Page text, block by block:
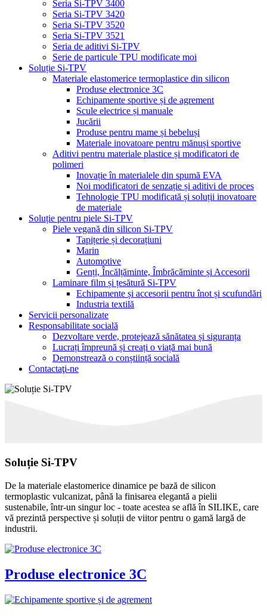
Seria Si-TPV 3400
Seria Si-TPV 3420
Seria Si-TPV 3520
Seria Si-TPV 3521
Seria de aditivi Si-TPV
Serie de particule TPU modificate moi
Soluție Si-TPV
Materiale elastomerice termoplastice din silicon
Produse electronice 3C
Echipamente sportive și de agrement
Scule electrice și manuale
Jucării
Produse pentru mame și bebeluși
Materiale inovatoare pentru mănuși sportive
Aditivi pentru materiale plastice și modificatori de
polimeri
Inovație în materialele din spumă EVA
Noi modificatori de senzație și aditivi de proces
Tehnologie TPU modificată și soluții inovatoare
de materiale
Soluție pentru piele Si-TPV
Piele vegană din silicon Si-TPV
Tapițerie și decorațiuni
Marin
Automotive
Genți, Încălțăminte, Îmbrăcăminte și Accesorii
Laminare film și țesătură Si-TPV
Echipamente și accesorii pentru înot și scufundări
Industria textilă
Servicii personalizate
Responsabilitate socială
Dezvoltare verde, protejează sănătatea și siguranța
Lucrați împreună și creați o viață mai bună
Demonstrează o conștiință socială
Contactaţi-ne
Soluție Si-TPV
De la materiale elastomerice dinamice pe bază de silicon
termoplastic vulcanizat, până la finisarea elegantă a pielii
sustenabile, într-un singur loc - toate acestea se află în SILIKE, care
vă prezintă perspective și soluții de viitor pentru o gamă largă de
industrii.
Produse electronice 3C